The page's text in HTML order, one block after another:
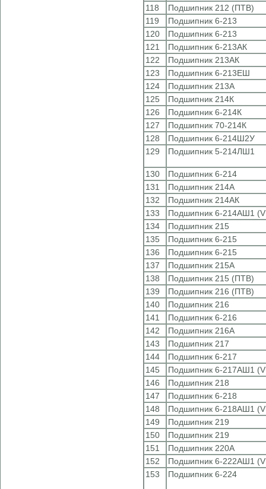
118
Подшипник 212 (ПТВ)
119
Подшипник 6-213
120
Подшипник 6-213
121
Подшипник 6-213АК
122
Подшипник 213АК
123
Подшипник 6-213ЕШ
124
Подшипник 213А
125
Подшипник 214К
126
Подшипник 6-214К
127
Подшипник 70-214К
128
Подшипник 6-214Ш2У
129
Подшипник 5-214ЛШ1
130
Подшипник 6-214
131
Подшипник 214А
132
Подшипник 214АК
133
Подшипник 6-214АШ1
134
Подшипник 215
135
Подшипник 6-215
136
Подшипник 6-215
137
Подшипник 215А
138
Подшипник 215 (ПТВ)
139
Подшипник 216 (ПТВ)
140
Подшипник 216
141
Подшипник 6-216
142
Подшипник 216А
143
Подшипник 217
144
Подшипник 6-217
145
Подшипник 6-217АШ1
146
Подшипник 218
147
Подшипник 6-218
148
Подшипник 6-218АШ1
149
Подшипник 219
150
Подшипник 219
151
Подшипник 220А
152
Подшипник 6-222АШ1
153
Подшипник 6-224